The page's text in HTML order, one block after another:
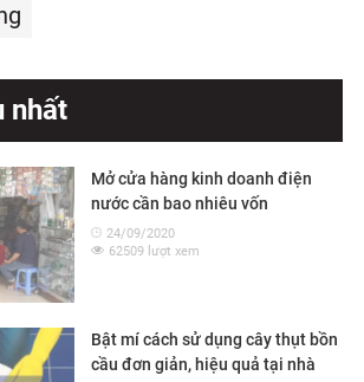
nhất
Mở cửa hàng kinh doanh điện
nước cần bao nhiêu vốn
24/09/2020
62509 lượt xem
Bật mí cách sử dụng cây thụt bồn
cầu đơn giản, hiệu quả tại nhà